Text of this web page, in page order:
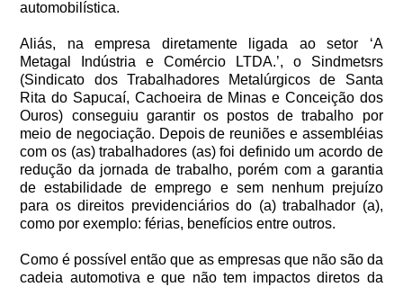
automobilística.
Aliás, na empresa diretamente ligada ao setor ‘A
Metagal Indústria e Comércio LTDA.’, o Sindmetsrs
(Sindicato dos Trabalhadores Metalúrgicos de Santa
Rita do Sapucaí, Cachoeira de Minas e Conceição dos
Ouros) conseguiu garantir os postos de trabalho por
meio de negociação. Depois de reuniões e assembléias
com os (as) trabalhadores (as) foi definido um acordo de
redução da jornada de trabalho, porém com a garantia
de estabilidade de emprego e sem nenhum prejuízo
para os direitos previdenciários do (a) trabalhador (a),
como por exemplo: férias, benefícios entre outros.
Como é possível então que as empresas que não são da
cadeia automotiva e que não tem impactos diretos da